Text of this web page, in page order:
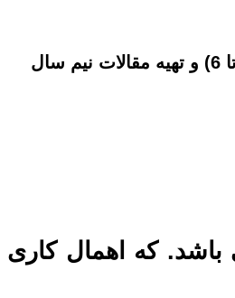
پرسشنامه اهمال کاری تحصیلی سولومون دارای مولفه های آماده نمودن تکالیف(سوالات 9 تا 17)، مطالعه برای امتحان(سوالات 1 تا 6) و تهیه مقالات نیم سال
دارای 27 سوال می باشد. که اهمال کاری